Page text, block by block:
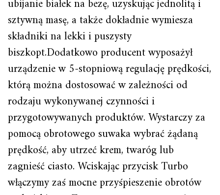
ubijanie białek na bezę, uzyskując jednolitą i
sztywną masę, a także dokładnie wymiesza
składniki na lekki i puszysty
biszkopt.Dodatkowo producent wyposażył
urządzenie w 5-stopniową regulację prędkości,
którą można dostosować w zależności od
rodzaju wykonywanej czynności i
przygotowywanych produktów. Wystarczy za
pomocą obrotowego suwaka wybrać żądaną
prędkość, aby utrzeć krem, twaróg lub
zagnieść ciasto. Wciskając przycisk Turbo
włączymy zaś mocne przyśpieszenie obrotów